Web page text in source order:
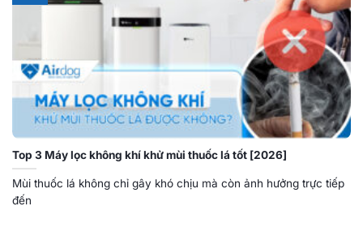
Top 3 Máy lọc không khí khử mùi thuốc lá tốt [2026]
Mùi thuốc lá không chỉ gây khó chịu mà còn ảnh hưởng trực tiếp
đến